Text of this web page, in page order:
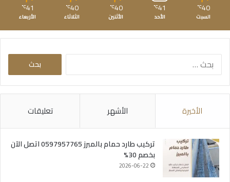
40
℃
السبت
41
℃
الأحد
40
℃
الأثنين
40
℃
الثلاثاء
41
℃
الأربعاء
البحث
الأخيرة الأشهر تعليقات
تركيب طارد حمام بالمبرز 0597957765 اتصل الآن
بخصم 30%
2026-06-22